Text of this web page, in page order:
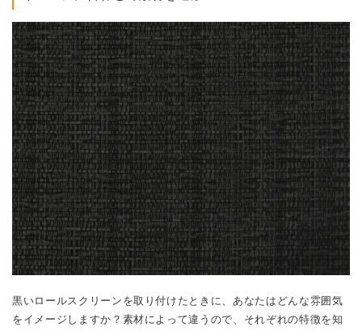
黒いロールスクリーンを取り付けたときに、あなたはどんな雰囲気
をイメージしますか？素材によって違うので、それぞれの特徴を知